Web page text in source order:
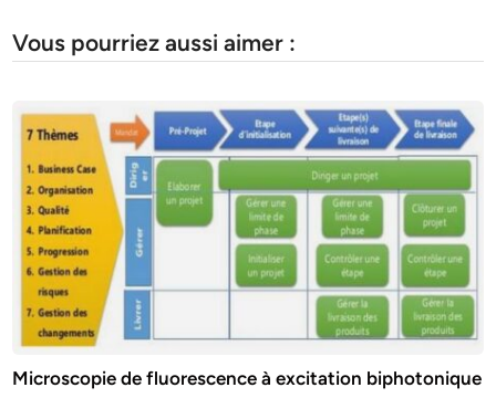
Vous pourriez aussi aimer :
Microscopie de fluorescence à excitation biphotonique